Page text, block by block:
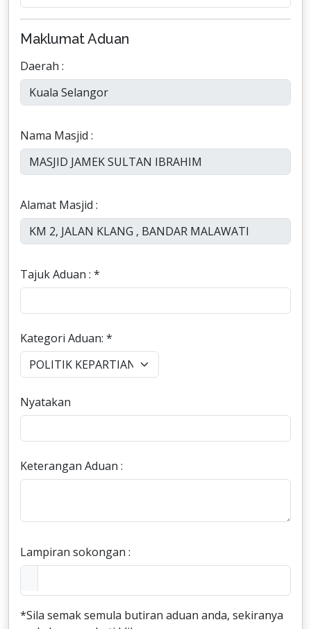
Maklumat Aduan
Daerah :
Nama Masjid :
Alamat Masjid :
Tajuk Aduan : *
Kategori Aduan: *
Nyatakan
Keterangan Aduan :
Lampiran sokongan :
*Sila semak semula butiran aduan anda, sekiranya